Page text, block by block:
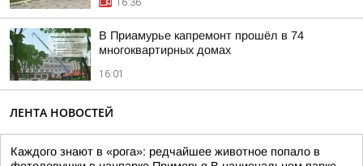
16:36
В Приамурье капремонт прошёл в 74
многоквартирных домах
16:01
ЛЕНТА НОВОСТЕЙ
Каждого знают в «рога»: редчайшее животное попало в